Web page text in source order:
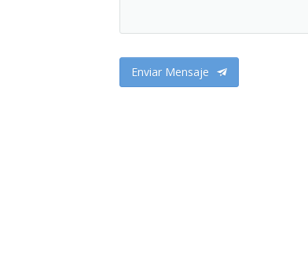
Enviar Mensaje